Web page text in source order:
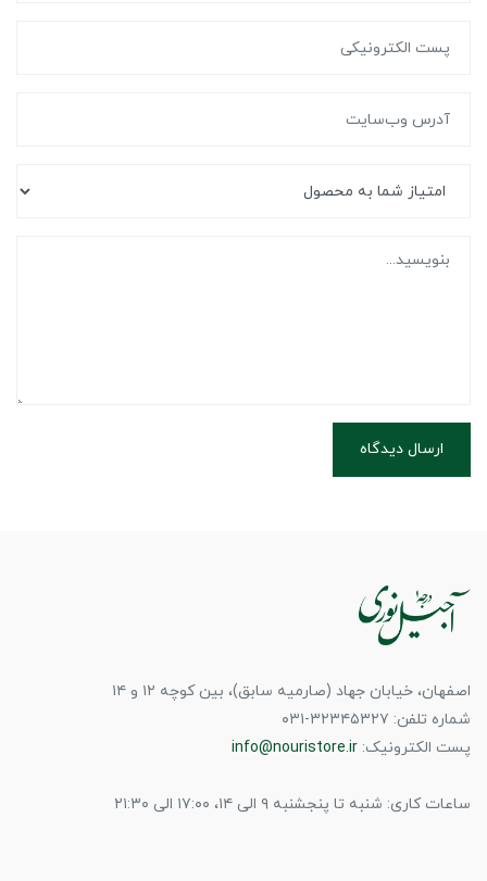
ارسال دیدگاه
اصفهان، خیابان جهاد (صارمیه سابق)، بین کوچه ۱۲ و ۱۴
شماره تلفن: ۳۲۳۴۵۳۲۷-۰۳۱
پست الکترونیک: info@nouristore.ir
ساعات کاری: شنبه تا پنجشنبه ۹ الی ۱۴، ۱۷:۰۰ الی ۲۱:۳۰